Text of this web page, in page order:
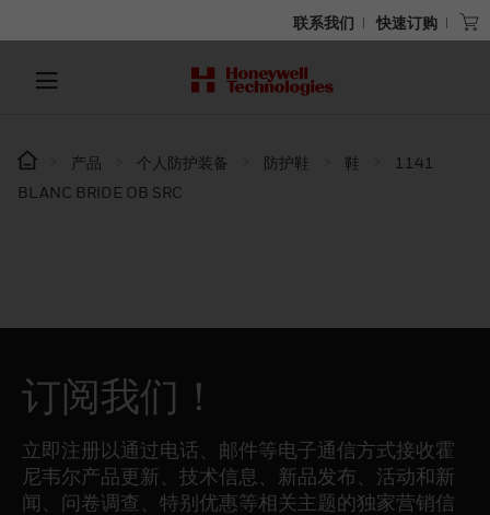
联系我们 快速订购
产品 个人防护装备 防护鞋 鞋
1141
BLANC BRIDE OB SRC
订阅我们！
立即注册以通过电话、邮件等电子通信方式接收霍
尼韦尔产品更新、技术信息、新品发布、活动和新
闻、问卷调查、特别优惠等相关主题的独家营销信